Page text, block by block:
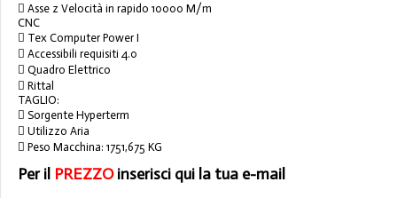
 Asse z Velocità in rapido 10000 M/m
CNC
 Tex Computer Power I
 Accessibili requisiti 4.0
 Quadro Elettrico
 Rittal
TAGLIO:
 Sorgente Hyperterm
 Utilizzo Aria
 Peso Macchina: 1751,675 KG
Per il PREZZOinserisci qui la tua e-mail